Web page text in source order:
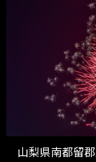
山梨県南都留郡